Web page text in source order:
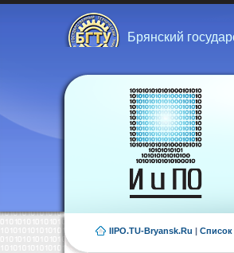
Брянский
IIPO.TU-Bryansk.Ru |